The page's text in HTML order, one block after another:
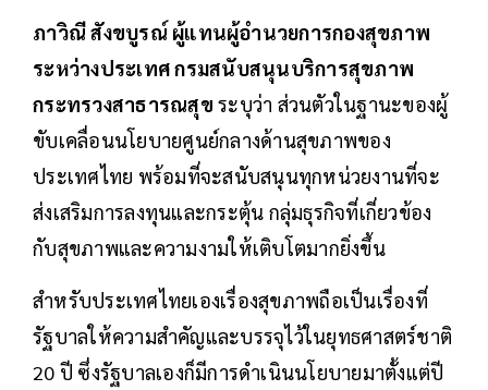
ภาวิณี สังขบูรณ์ ผู้แทนผู้อำนวยการกองสุขภาพ
ระหว่างประเทศ กรมสนับสนุนบริการสุขภาพ
กระทรวงสาธารณสุข ระบุว่า ส่วนตัวในฐานะของผู้
ขับเคลื่อนนโยบายศูนย์กลางด้านสุขภาพของ
ประเทศไทย พร้อมที่จะสนับสนุนทุกหน่วยงานที่จะ
ส่งเสริมการลงทุนและกระตุ้น กลุ่มธุรกิจที่เกี่ยวข้อง
กับสุขภาพและความงามให้เติบโตมากยิ่งขึ้น
สำหรับประเทศไทยเองเรื่องสุขภาพถือเป็นเรื่องที่
รัฐบาลให้ความสำคัญและบรรจุไว้ในยุทธศาสตร์ชาติ
20 ปี ซึ่งรัฐบาลเองก็มีการดำเนินนโยบายมาตั้งแต่ปี